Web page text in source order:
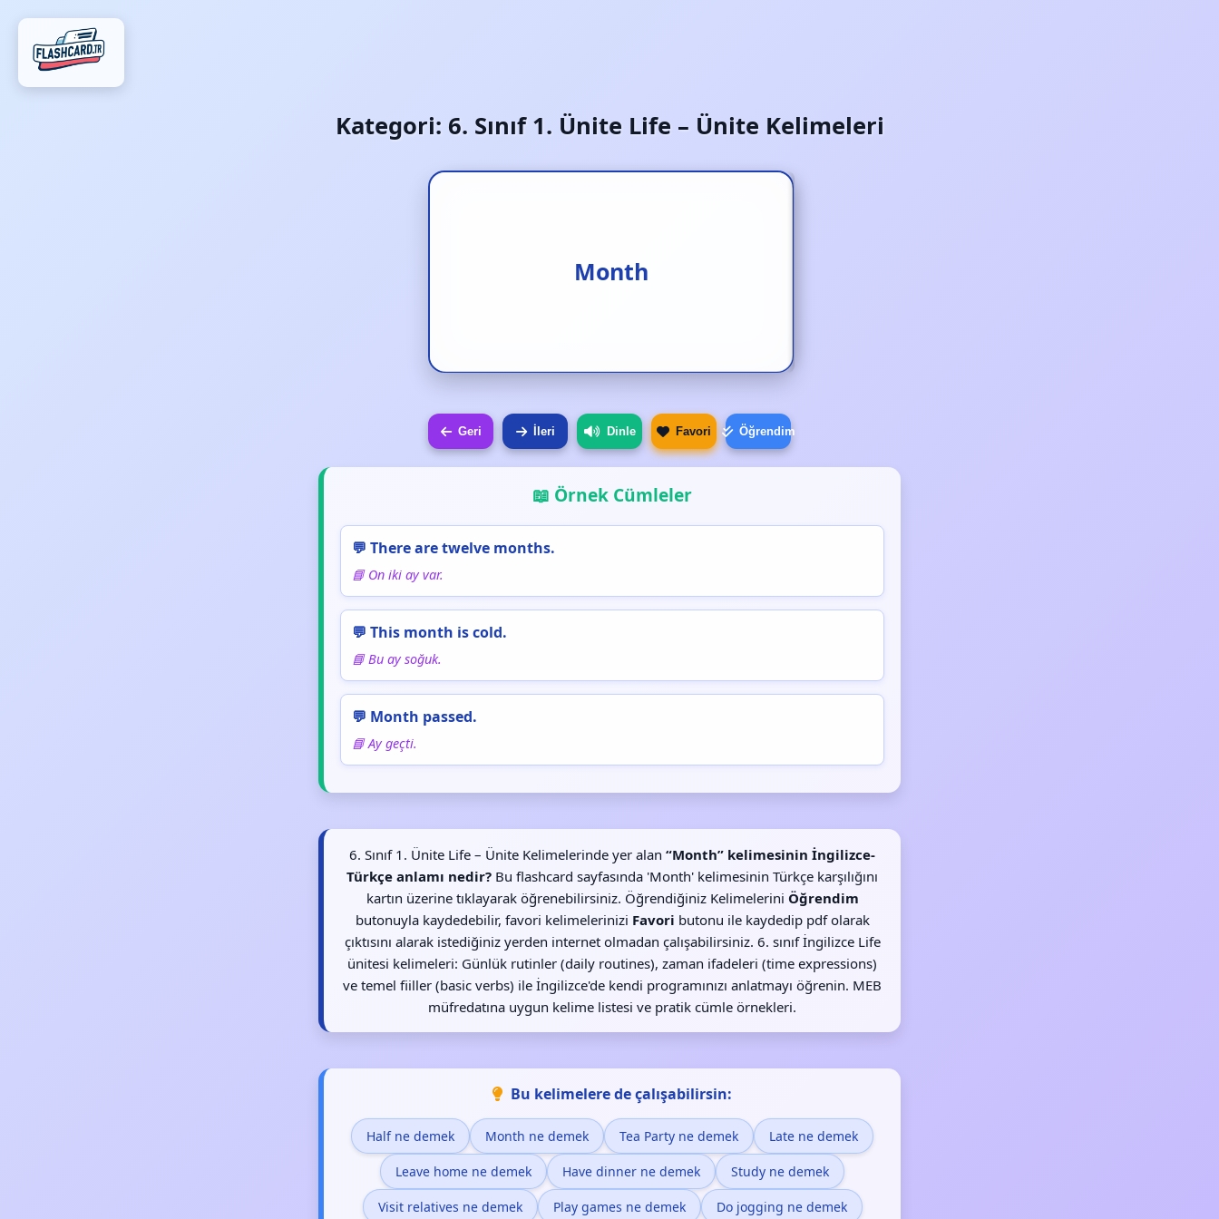
Kategori: 6. Sınıf 1. Ünite Life – Ünite Kelimeleri
Month
Ay
Geri İleri Dinle Favori Öğrendim
📖 Örnek Cümleler
💬 There are twelve months.
📘 On iki ay var.
💬 This month is cold.
📘 Bu ay soğuk.
💬 Month passed.
📘 Ay geçti.
6. Sınıf 1. Ünite Life – Ünite Kelimelerinde yer alan “Month” kelimesinin İngilizce-
Türkçe anlamı nedir? Bu flashcard sayfasında 'Month' kelimesinin Türkçe karşılığını
kartın üzerine tıklayarak öğrenebilirsiniz. Öğrendiğiniz Kelimelerini Öğrendim
butonuyla kaydedebilir, favori kelimelerinizi Favori butonu ile kaydedip pdf olarak
çıktısını alarak istediğiniz yerden internet olmadan çalışabilirsiniz. 6. sınıf İngilizce Life
ünitesi kelimeleri: Günlük rutinler (daily routines), zaman ifadeleri (time expressions)
ve temel fiiller (basic verbs) ile İngilizce'de kendi programınızı anlatmayı öğrenin. MEB
müfredatına uygun kelime listesi ve pratik cümle örnekleri.
Bu kelimelere de çalışabilirsin:
Half ne demek Month ne demek Tea Party ne demek Late ne demek
Leave home ne demek Have dinner ne demek Study ne demek
Visit relatives ne demek Play games ne demek Do jogging ne demek